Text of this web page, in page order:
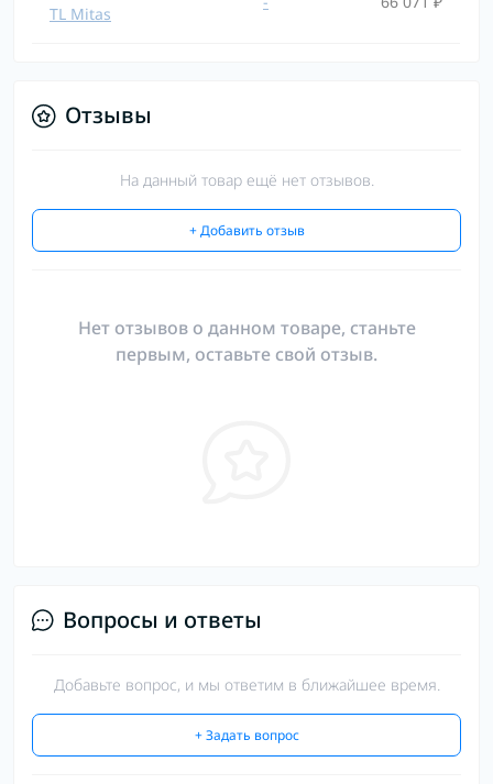
TL Mitas
Отзывы
На данный товар ещё нет отзывов.
+ Добавить отзыв
Нет отзывов о данном товаре, станьте
первым, оставьте свой отзыв.
Вопросы и ответы
Добавьте вопрос, и мы ответим в ближайшее время.
+ Задать вопрос